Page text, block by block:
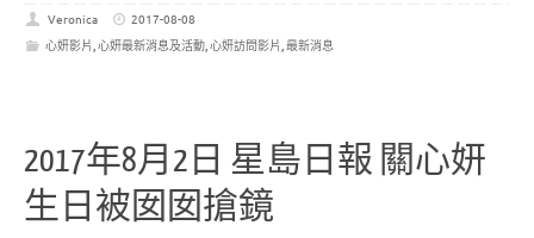
Veronica
2017-08-08
心妍影片,心妍最新消息及活動,心妍訪問影片,最新消息
2017年8月2日 星島日報 關心妍
生日被囡囡搶鏡